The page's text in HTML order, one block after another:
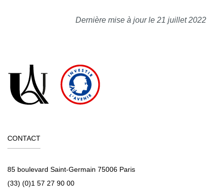
Dernière mise à jour le 21 juillet 2022
CONTACT
85 boulevard Saint-Germain 75006 Paris
(33) (0)1 57 27 90 00